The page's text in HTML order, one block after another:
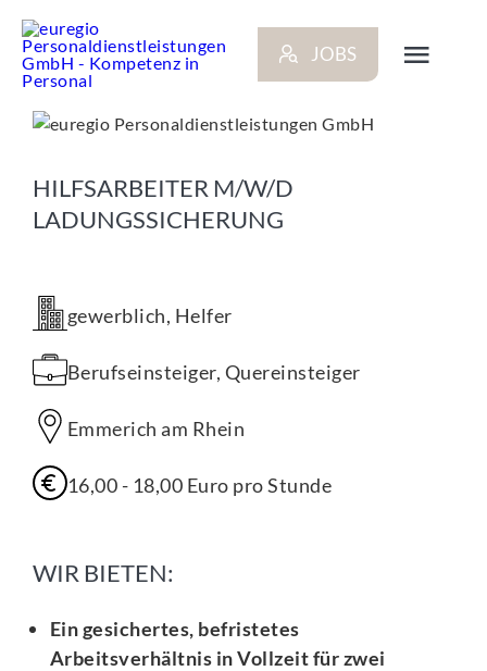
Inhalt
springen
JOBS
BEWERBER
STANDORTE
KONTAKT
HILFSARBEITER M/W/D
LADUNGSSICHERUNG
gewerblich, Helfer
Berufseinsteiger, Quereinsteiger
Emmerich am Rhein
16,00 - 18,00 Euro pro Stunde
WIR BIETEN:
Ein gesichertes, befristetes
Arbeitsverhältnis in Vollzeit für zwei